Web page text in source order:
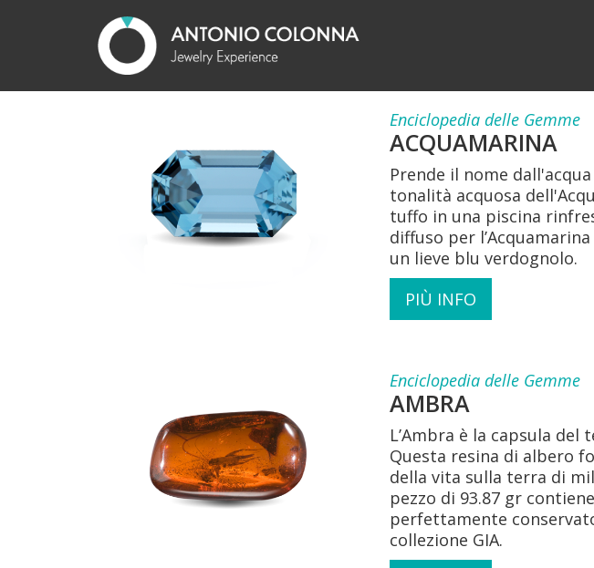
Enciclopedia delle Gemme
ACQUAMARINA
Prende il nome
tonalità acquosa
tuffo in una piscina
diffuso per
un lieve blu verdognolo.
PIÙ INFO
Enciclopedia delle Gemme
AMBRA
L’Ambra è la capsula del
Questa resina di albero
della vita sulla terra di
pezzo di 93.87 gr
perfettamente
collezione GIA.